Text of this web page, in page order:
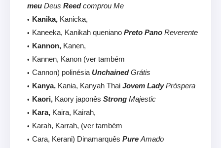
meu Deus Reedcomprou Me
Kanika, Kanicka,
Kaneeka, Kanikah queniano Preto Pano Reverente
Kannon, Kanen,
Kannen, Kanon (ver também
Cannon) polinésia UnchainedGrátis
Kanya, Kania, Kanyah Thai Jovem LadyPróspera
Kaori, Kaory japonês Strong Majestic
Kara, Kaira, Kairah,
Karah, Karrah, (ver também
Cara, Kerani) Dinamarquês Pure Amado